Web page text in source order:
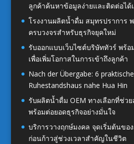
ลูกค้าค้นหาข้อมูลง่ายและติดต่อได้
โรงงานผลิตน้ำดื่ม สมุทรปราการ
ครบวงจรสำหรับธุรกิจยุคใหม่
รับออกแบบเว็บไซต์บริษัททัวร์ พร้อ
เพื่อเพิ่มโอกาสในการเข้าถึงลูกค้า
Nach der Übergabe: 6
Ruhestandshaus nahe Hua Hin
รับผลิตน้ำดื่ม OEM ทางเลือกที่ช่ว
พร้อมต่อยอดธุรกิจอย่างมั่นใจ
บริการวางฤกษ์มงคล จุดเริ่มต้นขอ
ก่อนก้าวสู่ช่วงเวลาสำคัญในชีวิต